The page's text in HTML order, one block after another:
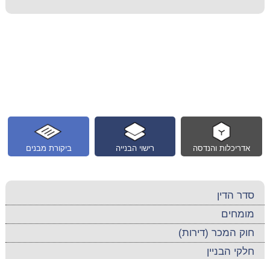
ביקורת מבנים רישוי הבנייה אדריכלות והנדסה
סדר הדין
מומחים
חוק המכר (דירות)
חלקי הבניין